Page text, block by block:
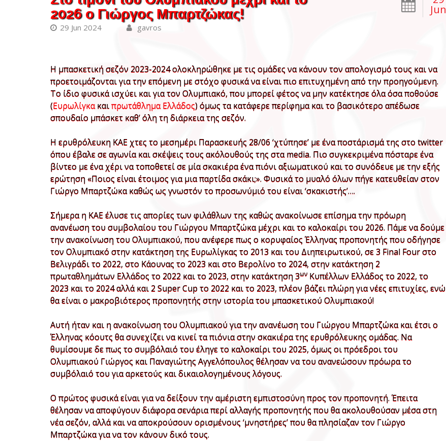
Jun
2026 ο Γιώργος Μπαρτζώκας!
29 Jun 2024 gavros
Η μπασκετική σεζόν 2023-2024 ολοκληρώθηκε με τις ομάδες να κάνουν τον απολογισμό τους και να
προετοιμάζονται για την επόμενη με στόχο φυσικά να είναι πιο επιτυχημένη από την προηγούμενη.
Το ίδιο φυσικά ισχύει και για τον Ολυμπιακό, που μπορεί φέτος να μην κατέκτησε όλα όσα ποθούσε
(Ευρωλίγκακαιπρωτάθλημα Ελλάδος) όμως τα κατάφερε περίφημα και το βασικότερο απέδωσε
σπουδαίο μπάσκετ καθ’ όλη τη διάρκεια της σεζόν.
Η ερυθρόλευκη ΚΑΕ χτες το μεσημέρι Παρασκευής 28/06 ‘χτύπησε’ με ένα ποστάρισμά της στο twitter
όπου έβαλε σε αγωνία και σκέψεις τους ακόλουθούς της στα media. Πιο συγκεκριμένα πόσταρε ένα
βίντεο με ένα χέρι να τοποθετεί σε μία σκακιέρα ένα πιόνι αξιωματικού και το συνόδευε με την εξής
ερώτηση «Ποιος είναι έτοιμος για μια παρτίδα σκάκι;». Φυσικά το μυαλό όλων πήγε κατευθείαν στον
Γιώργο Μπαρτζώκα καθώς ως γνωστόν το προσωνύμιό του είναι ‘σκακιστής’….
Σήμερα η ΚΑΕ έλυσε τις απορίες των φιλάθλων της καθώς ανακοίνωσε επίσημα την πρόωρη
ανανέωση του συμβολαίου του Γιώργου Μπαρτζώκα μέχρι και το καλοκαίρι του 2026. Πάμε να δούμε
την ανακοίνωση του Ολυμπιακού, που ανέφερε πως ο κορυφαίος Έλληνας προπονητής που οδήγησε
τον Ολυμπιακό στην κατάκτηση της Ευρωλίγκας το 2013 και του Διηπειρωτικού, σε 3 Final Four στο
Βελιγράδι το 2022, στο Κάουνας το 2023 και στο Βερολίνο το 2024, στην κατάκτηση 2
πρωταθλημάτων Ελλάδος το 2022 και το 2023, στην κατάκτηση 3ωνΚυπέλλων Ελλάδος το 2022, το
2023 και το 2024 αλλά και 2 Super Cup το 2022 και το 2023, πλέον βάζει πλώρη για νέες επιτυχίες, ενώ
θα είναι ο μακροβιότερος προπονητής στην ιστορία του μπασκετικού Ολυμπιακού!
Αυτή ήταν και η ανακοίνωση του Ολυμπιακού για την ανανέωση του Γιώργου Μπαρτζώκα και έτσι ο
Έλληνας κόουτς θα συνεχίζει να κινεί τα πιόνια στην σκακιέρα της ερυθρόλευκης ομάδας. Να
θυμίσουμε δε πως το συμβόλαιό του έληγε το καλοκαίρι του 2025, όμως οι πρόεδροι του
Ολυμπιακού Γιώργος και Παναγιώτης Αγγελόπουλος θέλησαν να του ανανεώσουν πρόωρα το
συμβόλαιό του για αρκετούς και δικαιολογημένους λόγους.
Ο πρώτος φυσικά είναι για να δείξουν την αμέριστη εμπιστοσύνη προς τον προπονητή. Έπειτα
θέλησαν να αποφύγουν διάφορα σενάρια περί αλλαγής προπονητής που θα ακολουθούσαν μέσα στη
νέα σεζόν, αλλά και να αποκρούσουν ορισμένους ‘μνηστήρες’ που θα πλησίαζαν τον Γιώργο
Μπαρτζώκα για να τον κάνουν δικό τους.